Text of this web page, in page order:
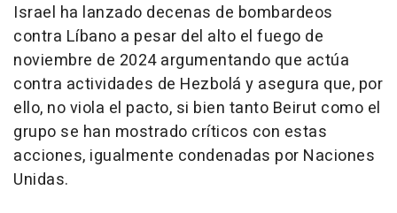
Israel ha lanzado decenas de bombardeos
contra Líbano a pesar del alto el fuego de
noviembre de 2024 argumentando que actúa
contra actividades de Hezbolá y asegura que, por
ello, no viola el pacto, si bien tanto Beirut como el
grupo se han mostrado críticos con estas
acciones, igualmente condenadas por Naciones
Unidas.